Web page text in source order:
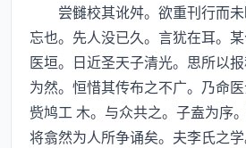
尝雠校其讹舛。欲重刊行而未
忘也。先人没已久。言犹在耳。
医垣。日近圣天子清光。思所以
为然。恒惜其传布之不广。乃命
赀鸠工 木。与众共之。子盍为序
将翕然为人所争诵矣。夫李氏之学